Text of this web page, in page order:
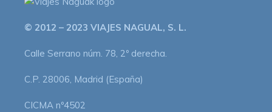
© 2012 – 2023 VIAJES NAGUAL, S. L.
Calle Serrano núm. 78, 2º derecha.
C.P. 28006, Madrid (España)
CICMA nº4502